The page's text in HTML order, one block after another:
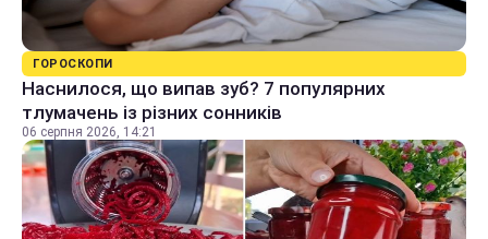
ГОРОСКОПИ
Наснилося, що випав зуб? 7 популярних
тлумачень із різних сонників
06 серпня 2026, 14:21